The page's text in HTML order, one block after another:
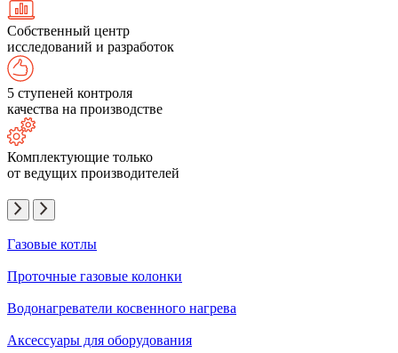
Собственный центр
исследований и разработок
5 ступеней контроля
качества на производстве
Комплектующие только
от ведущих производителей
Газовые котлы
Проточные газовые колонки
Водонагреватели косвенного нагрева
Аксессуары для оборудования